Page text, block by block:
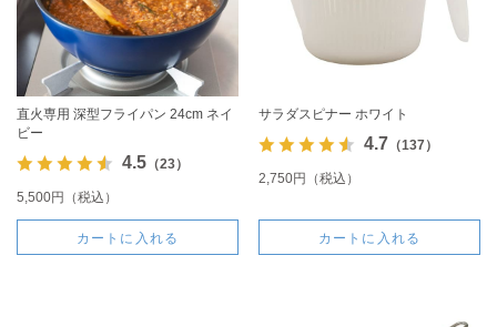
直火専用 深型フライパン 24cm ネイ
ビー
4.5（23）
5,500円（税込）
カートに入れる
サラダスピナー ホワイト
4.7 （137）
2,750円（税込）
カートに入れる